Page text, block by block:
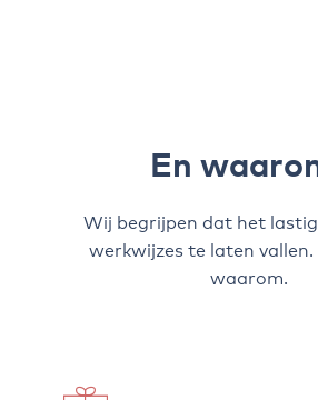
En
Wij begrijpen dat het
werkwijzes te laten
waarom.